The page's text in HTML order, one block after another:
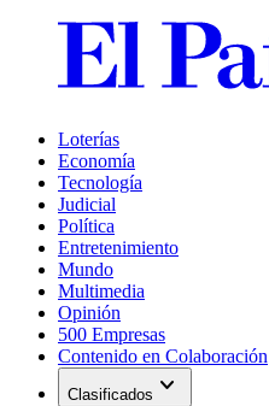
Loterías
Economía
Tecnología
Judicial
Política
Entretenimiento
Mundo
Multimedia
Opinión
500 Empresas
Contenido en Colaboración
Clasificados expand_more